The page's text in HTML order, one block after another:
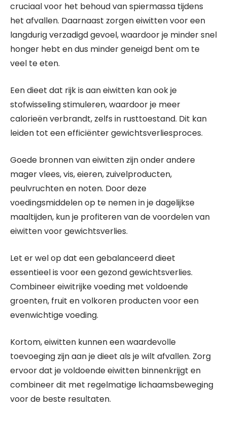
cruciaal voor het behoud van spiermassa tijdens
het afvallen. Daarnaast zorgen eiwitten voor een
langdurig verzadigd gevoel, waardoor je minder snel
honger hebt en dus minder geneigd bent om te
veel te eten.
Een dieet dat rijk is aan eiwitten kan ook je
stofwisseling stimuleren, waardoor je meer
calorieën verbrandt, zelfs in rusttoestand. Dit kan
leiden tot een efficiënter gewichtsverliesproces.
Goede bronnen van eiwitten zijn onder andere
mager vlees, vis, eieren, zuivelproducten,
peulvruchten en noten. Door deze
voedingsmiddelen op te nemen in je dagelijkse
maaltijden, kun je profiteren van de voordelen van
eiwitten voor gewichtsverlies.
Let er wel op dat een gebalanceerd dieet
essentieel is voor een gezond gewichtsverlies.
Combineer eiwitrijke voeding met voldoende
groenten, fruit en volkoren producten voor een
evenwichtige voeding.
Kortom, eiwitten kunnen een waardevolle
toevoeging zijn aan je dieet als je wilt afvallen. Zorg
ervoor dat je voldoende eiwitten binnenkrijgt en
combineer dit met regelmatige lichaamsbeweging
voor de beste resultaten.